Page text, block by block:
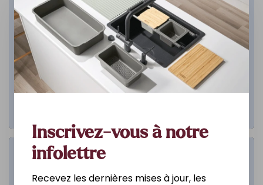
Salle de bain
Inscrivez-vous à notre
infolettre
Recevez les dernières mises à jour, les